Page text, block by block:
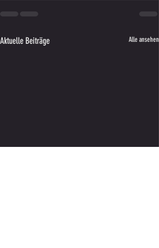
Aktuelle Beiträge Alle ansehen